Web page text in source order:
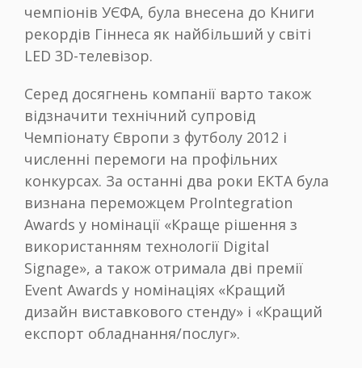
чемпіонів УЄФА, була внесена до Книги
рекордів Гіннеса як найбільший у світі
LED 3D-телевізор.
Серед досягнень компанії варто також
відзначити технічний супровід
Чемпіонату Європи з футболу 2012 і
численні перемоги на профільних
конкурсах. За останні два роки ЕКТА була
визнана переможцем ProIntegration
Awards у номінації «Краще рішення з
використанням технології Digital
Signage», а також отримала дві премії
Event Awards у номінаціях «Кращий
дизайн виставкового стенду» і «Кращий
експорт обладнання/послуг».